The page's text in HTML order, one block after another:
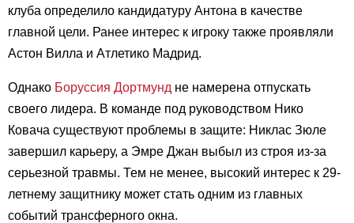
клуба определило кандидатуру Антона в качестве
главной цели. Ранее интерес к игроку также проявляли
Астон Вилла и Атлетико Мадрид.
Однако Боруссия Дортмунд не намерена отпускать
своего лидера. В команде под руководством Нико
Ковача существуют проблемы в защите: Никлас Зюле
завершил карьеру, а Эмре Джан выбыл из строя из-за
серьезной травмы. Тем не менее, высокий интерес к 29-
летнему защитнику может стать одним из главных
событий трансферного окна.